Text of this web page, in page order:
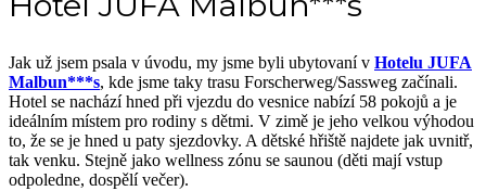
Jak už jsem psala v úvodu, my jsme byli ubytovaní v Hotelu JUFA
Malbun***s, kde jsme taky trasu Forscherweg/Sassweg začínali.
Hotel se nachází hned při vjezdu do vesnice nabízí 58 pokojů a je
ideálním místem pro rodiny s dětmi. V zimě je jeho velkou výhodou
to, že se je hned u paty sjezdovky. A dětské hřiště najdete jak uvnitř,
tak venku. Stejně jako wellness zónu se saunou (děti mají vstup
odpoledne, dospělí večer).